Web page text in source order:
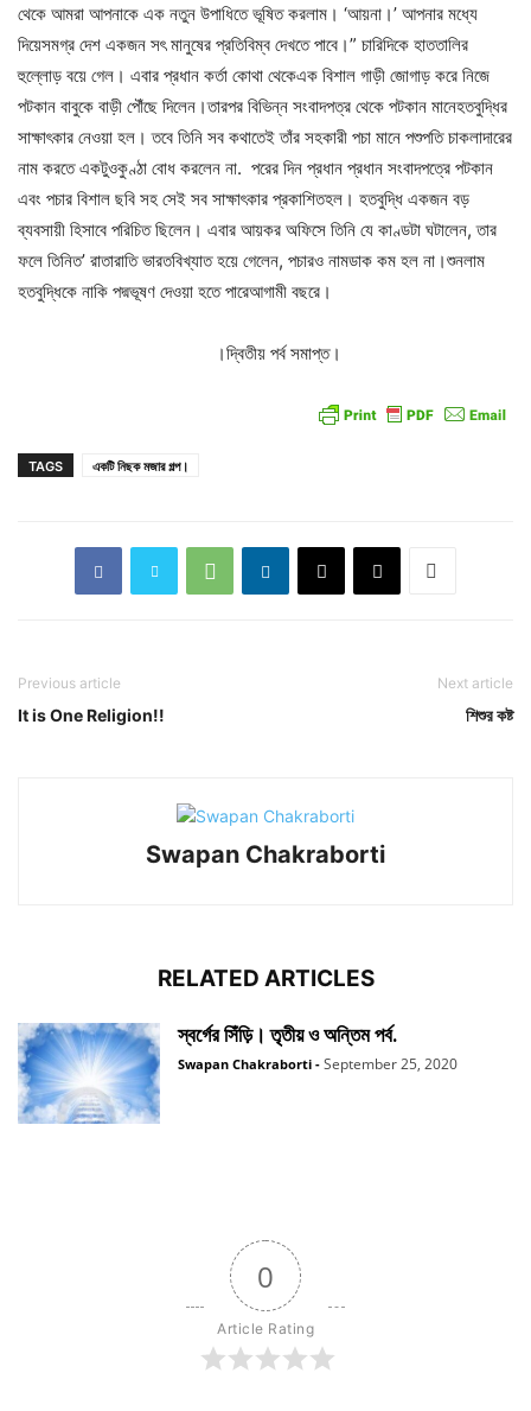
থেকে আমরা আপনাকে এক নতুন উপাধিতে ভূষিত করলাম। ‘আয়না।’ আপনার মধ্যে
দিয়েসমগ্র দেশ একজন সৎ মানুষের প্রতিবিম্ব দেখতে পাবে।” চারিদিকে হাততালির
হুল্লোড় বয়ে গেল। এবার প্রধান কর্তা কোথা থেকেএক বিশাল গাড়ী জোগাড় করে নিজে
পটকান বাবুকে বাড়ী পৌঁছে দিলেন।তারপর বিভিন্ন সংবাদপত্র থেকে পটকান মানেহতবুদ্ধির
সাক্ষাৎকার নেওয়া হল। তবে তিনি সব কথাতেই তাঁর সহকারী পচা মানে পশুপতি চাকলাদারের
নাম করতে একটুওকুণ্ঠা বোধ করলেন না. পরের দিন প্রধান প্রধান সংবাদপত্রে পটকান
এবং পচার বিশাল ছবি সহ সেই সব সাক্ষাৎকার প্রকাশিতহল। হতবুদ্ধি একজন বড়
ব্যবসায়ী হিসাবে পরিচিত ছিলেন। এবার আয়কর অফিসে তিনি যে কাণ্ডটা ঘটালেন,তার
ফলে তিনিত’ রাতারাতি ভারতবিখ্যাত হয়ে গেলেন, পচারও নামডাক কম হল না।শুনলাম
হতবুদ্ধিকে নাকি পদ্মভূষণ দেওয়া হতে পারেআগামী বছরে।
।দ্বিতীয় পর্ব সমাপ্ত।
TAGS একটি নিছক মজার গল্প।
Previous article
It is One Religion!!
Next article
শিশুর কষ্ট
Swapan Chakraborti
RELATED ARTICLES
স্বর্গের সিঁড়ি। তৃতীয় ও অন্তিম পর্ব.
Swapan Chakraborti - September 25, 2020
0
Article Rating